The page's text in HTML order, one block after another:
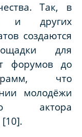
Так, в
и других
создаются
для
форумов до
что
молодёжи
актора